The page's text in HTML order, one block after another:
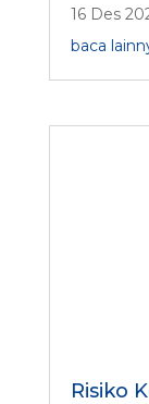
16 Des
baca
Risiko